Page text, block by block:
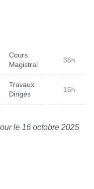
Cours
Magistral
36h
Travaux
Dirigés
15h
le 16 octobre 2025